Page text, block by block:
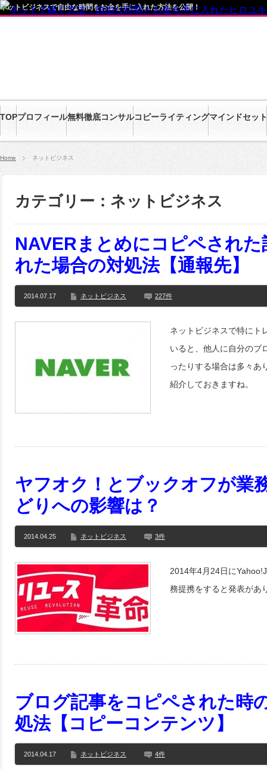
TOPプロフィール無料徹底コンサルコピーライティングマインドセット
ネットビジネスで自由な時間をお金を手に入れた方法を公開！
Home ネットビジネス
カテゴリー：ネットビジネス
NAVERまとめにコピペされた
れた場合の対処法【通報先】
2014.07.17 ネットビジネス 227件
ネットビジネスで特にト
いると、他人に自分のブ
ったりする場合は多々あ
紹介しておきますね。
ヤフオク！とブックオフが業
どりへの影響は？
2014.04.25 ネットビジネス 3件
2014年4月24日に
務提携をすると発表があ
ブログ記事をコピペされた時
処法【コピーコンテンツ】
2014.04.17 ネットビジネス 4件